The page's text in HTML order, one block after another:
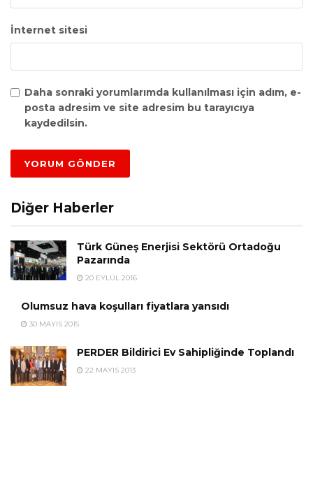
İnternet sitesi
Daha sonraki yorumlarımda kullanılması için adım, e-
posta adresim ve site adresim bu tarayıcıya
kaydedilsin.
Diğer Haberler
Türk Güneş Enerjisi Sektörü Ortadoğu
Pazarında
20 EYLÜL 2016
Olumsuz hava koşulları fiyatlara yansıdı
30 MAYIS 2015
PERDER Bildirici Ev Sahipliğinde Toplandı
22 MAYIS 2013